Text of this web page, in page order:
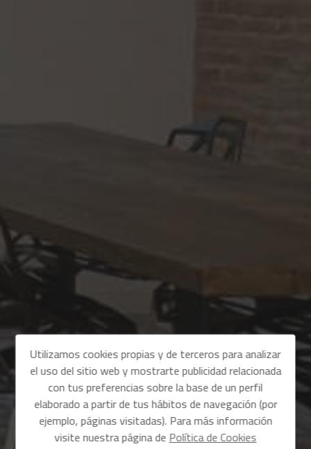
Utilizamos cookies propias y de terceros para analizar
el uso del sitio web y mostrarte publicidad relacionada
con tus preferencias sobre la base de un perfil
elaborado a partir de tus hábitos de navegación (por
ejemplo, páginas visitadas). Para más información
visite nuestra página de Política de Cookies